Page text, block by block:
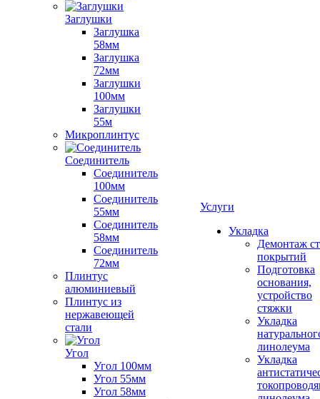
Заглушки
Заглушка
58мм
Заглушка
72мм
Заглушки
100мм
Заглушки
55м
Микроплинтус
Соединитель
Соединитель
100мм
Соединитель
55мм
Соединитель
58мм
Соединитель
72мм
Плинтус
алюминиевый
Плинтус из
нержавеющей
стали
Угол
Угол 100мм
Угол 55мм
Угол 58мм
Услуги
Укладка
Демонтаж
покрытий
Подготовка
основания,
устройство
стяжки
Укладка
линолеума
Укладка